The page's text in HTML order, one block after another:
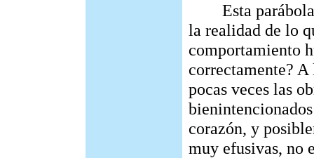
Esta parábola
la realidad de lo
comportamiento
correctamente?
pocas veces las
corazón, y
muy efusivas, no